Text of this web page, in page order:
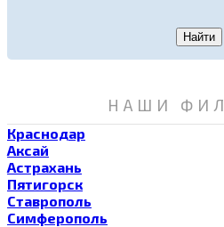
Найти
НАШИ
Краснодар
Аксай
Астрахань
Пятигорск
Ставрополь
Симферополь